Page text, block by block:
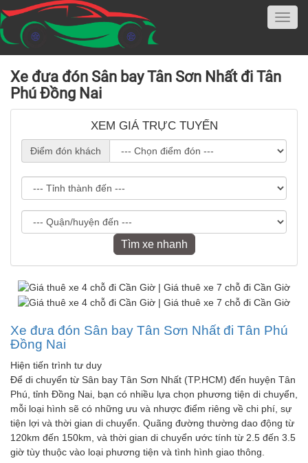
Xe đưa đón Sân bay Tân Sơn Nhất đi Tân
Phú Đồng Nai
XEM GIÁ TRỰC TUYẾN
Điểm đón khách
Tìm xe nhanh
Xe đưa đón Sân bay Tân Sơn Nhất đi Tân Phú
Đồng Nai
Hiện tiến trình tư duy
Để di chuyển từ Sân bay Tân Sơn Nhất (TP.HCM) đến huyện Tân
Phú, tỉnh Đồng Nai, bạn có nhiều lựa chọn phương tiện di chuyển,
mỗi loại hình sẽ có những ưu và nhược điểm riêng về chi phí, sự
tiện lợi và thời gian di chuyển. Quãng đường thường dao động từ
120km đến 150km, và thời gian di chuyển ước tính từ 2.5 đến 3.5
giờ tùy thuộc vào loại phương tiện và tình hình giao thông.